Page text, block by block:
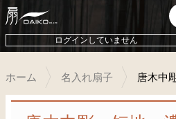
ログインしていません
ホーム 名入れ扇子 唐木